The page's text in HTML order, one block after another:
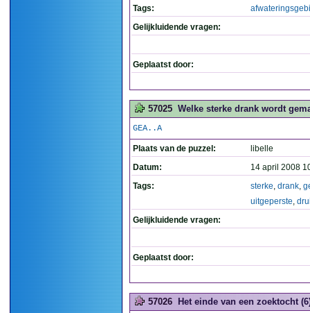
Tags:
Gelijkluidende vragen:
Geplaatst door:
57025 Welke sterke drank wordt
GEA..A
Plaats van de puzzel:
libelle
Datum:
14 april 2008
Tags:
sterke, drank,
uitgeperste,
Gelijkluidende vragen:
Geplaatst door:
57026 Het einde van een zoektocht